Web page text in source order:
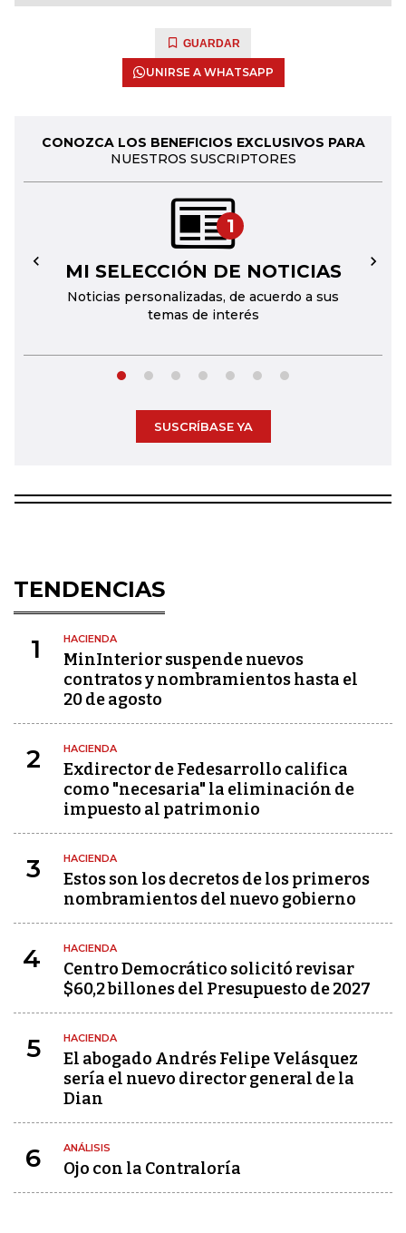
GUARDAR
UNIRSE A WHATSAPP
CONOZCA LOS BENEFICIOS EXCLUSIVOS PARA
NUESTROS SUSCRIPTORES
1
MI SELECCIÓN DE NOTICIAS
Noticias personalizadas, de acuerdo a sus
temas de interés
← →
SUSCRÍBASE YA
TENDENCIAS
1 HACIENDA
MinInterior suspende nuevos
contratos y nombramientos hasta el
20 de agosto
2 HACIENDA
Exdirector de Fedesarrollo califica
como "necesaria" la eliminación de
impuesto al patrimonio
3 HACIENDA
Estos son los decretos de los primeros
nombramientos del nuevo gobierno
4 HACIENDA
Centro Democrático solicitó revisar
$60,2 billones del Presupuesto de 2027
5 HACIENDA
El abogado Andrés Felipe Velásquez
sería el nuevo director general de la
Dian
6 ANÁLISIS
Ojo con la Contraloría